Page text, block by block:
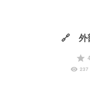
🔗 外
visibility 237